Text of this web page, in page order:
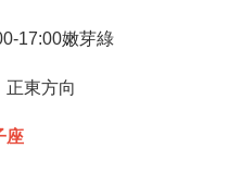
17:00嫩芽綠
正東方向
座